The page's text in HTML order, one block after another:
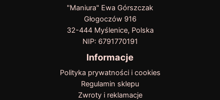
"Maniura" Ewa Górszczak
Głogoczów 916
32-444 Myślenice, Polska
NIP: 6791770191
Informacje
Polityka prywatności i cookies
Regulamin sklepu
Zwroty i reklamacje